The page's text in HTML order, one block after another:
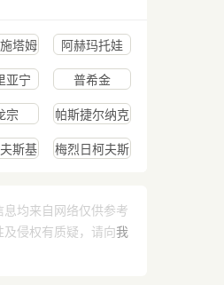
塔姆
阿赫玛托娃
亚宁
普希金
宗
帕斯捷尔纳克
斯基
梅烈日柯夫斯
均来自网络仅供参考
侵权有质疑，请向我